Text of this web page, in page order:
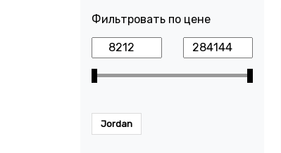
Фильтровать по цене
Jordan